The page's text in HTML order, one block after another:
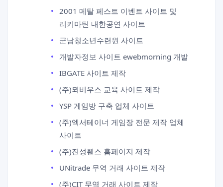
2001 메탈 페스트 이벤트 사이트 및
리키마틴 내한공연 사이트
군남청소년수련원 사이트
개발자정보 사이트 ewebmorning 개발
IBGATE 사이트 제작
(주)뫼비우스 교육 사이트 제작
YSP 게임방 구축 업체 사이트
(주)엑서테이너 게임장 전문 제작 업체
사이트
(주)진성휀스 홈페이지 제작
UNitrade 무역 거래 사이트 제작
(주)CIT 무역 거래 사이트 제작